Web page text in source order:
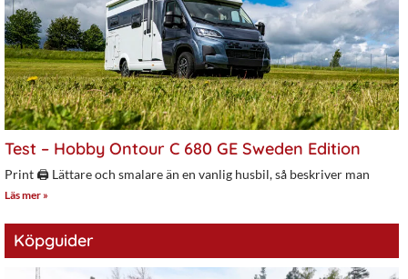
Test – Hobby Ontour C 680 GE Sweden Edition
Print 🖨 Lättare och smalare än en vanlig husbil, så beskriver man
Läs mer »
Köpguider